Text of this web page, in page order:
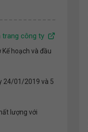
trang công ty
hoạch và đầu
24/01/2019 và 5
lượng với